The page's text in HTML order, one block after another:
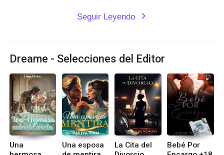
Seguir Leyendo expand_more
Dreame - Selecciones del Editor
Una
Una esposa
La Cita del
Bebé Por